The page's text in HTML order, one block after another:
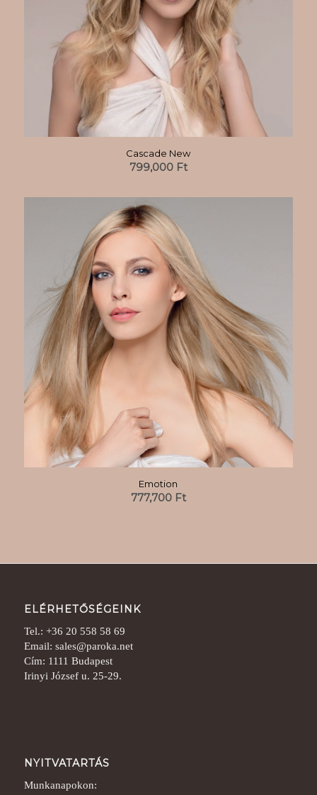
Cascade New
799,000 Ft
Emotion
777,700 Ft
ELÉRHETŐSÉGEINK
Tel.: +36 20 558 58 69
Email: sales@paroka.net
Cím: 1111 Budapest
Irinyi József u. 25-29.
NYITVATARTÁS
Munkanapokon: